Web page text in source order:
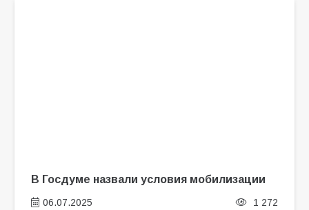
В Госдуме назвали условия мобилизации
06.07.2025 1 272